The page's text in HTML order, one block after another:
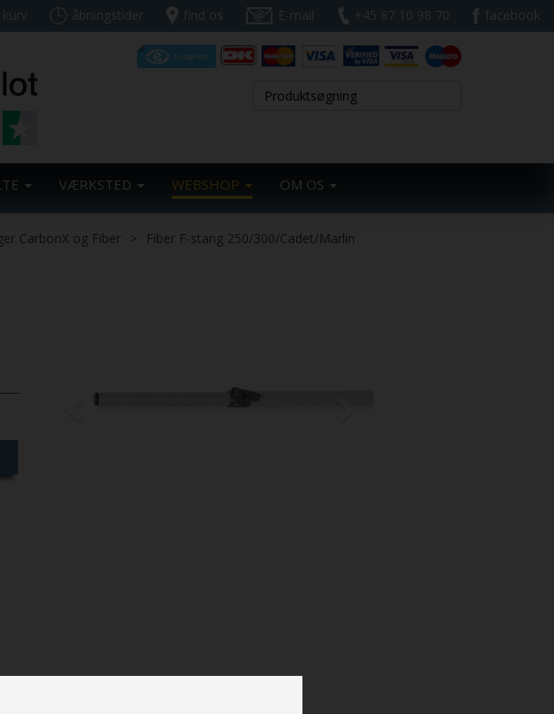
kurv åbningstider find os E-mail +45 87 10 98 70 facebook
VÆRKSTED WEBSHOP OM OS
CarbonX og Fiber Fiber F-stang 250/300/Cadet/Marlin